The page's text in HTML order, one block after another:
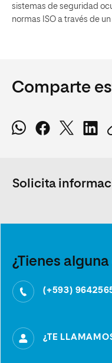
sistemas de seguridad
normas ISO a través de
Comparte
Solicita
¿Tienes
(+593)
¿TE